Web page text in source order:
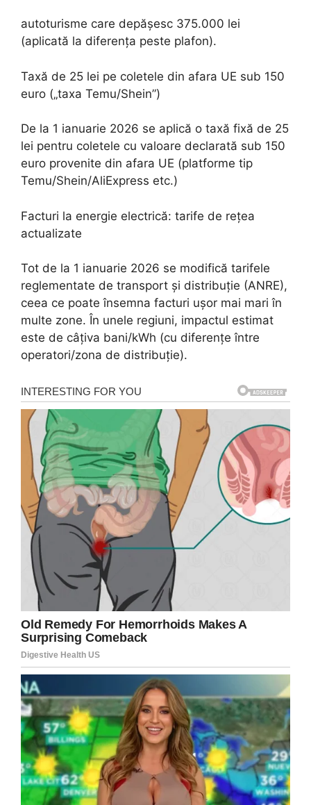
autoturisme care depășesc 375.000 lei
(aplicată la diferența peste plafon).
Taxă de 25 lei pe coletele din afara UE sub 150
euro („taxa Temu/Shein”)
De la 1 ianuarie 2026 se aplică o taxă fixă de 25
lei pentru coletele cu valoare declarată sub 150
euro provenite din afara UE (platforme tip
Temu/Shein/AliExpress etc.)
Facturi la energie electrică: tarife de rețea
actualizate
Tot de la 1 ianuarie 2026 se modifică tarifele
reglementate de transport și distribuție (ANRE),
ceea ce poate însemna facturi ușor mai mari în
multe zone. În unele regiuni, impactul estimat
este de câțiva bani/kWh (cu diferențe între
operatori/zona de distribuție).